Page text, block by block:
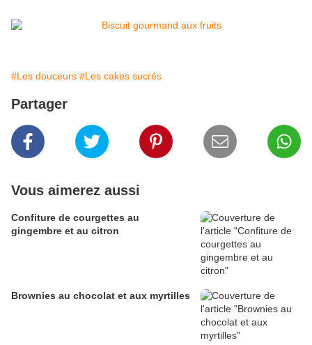
#Les douceurs #Les cakes sucrés
Partager
Vous aimerez aussi
Confiture de courgettes au
gingembre et au citron
Brownies au chocolat et aux myrtilles